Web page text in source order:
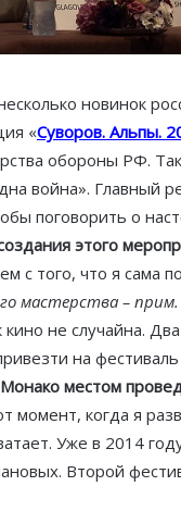
новинок
«Суворов. Альпы.
обороны РФ.
война». Главный
поговорить о
этого
с того, что я сама
мастерства – прим.
не случайна.
на
местом
момент, когда я
Уже в 2014
Второй